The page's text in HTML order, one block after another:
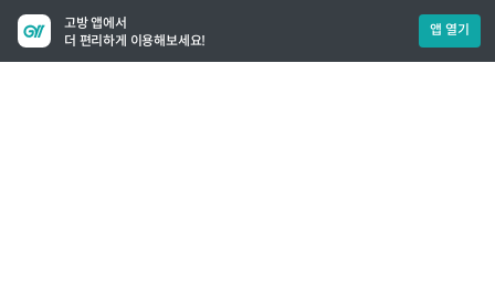
고방 앱에서
더 편리하게 이용해보세요!
앱 열기